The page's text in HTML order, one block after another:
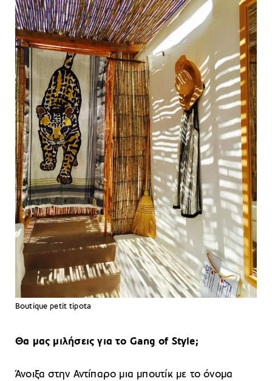
Βoutique petit tipota
Θα μας μιλήσεις για το Gang of Style;
Άνοιξα στην Αντίπαρο μια μπουτίκ με το όνομα